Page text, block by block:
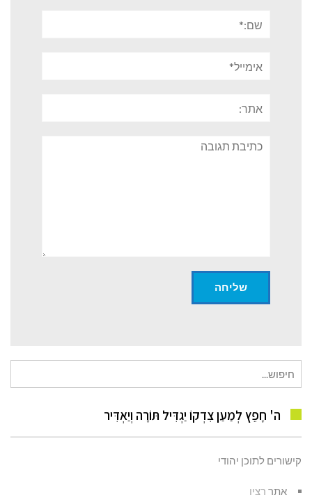
תגובה
עבור:
ה' חָפֵץ לְמַעַן צִדְקוֹ יַגְדִּיל תּוֹרָה וְיַאְדִּיר
קישורים לתוכן יהודי
אתר רציו